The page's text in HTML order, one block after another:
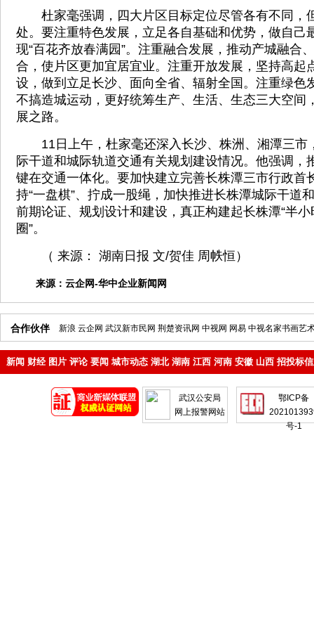
杜家毫强调，四大片区目标定位尽管各有不同，
处。要注重特色发展，立足各自基础和优势，做自己
现“百花齐放春满园”。注重融合发展，推动产城融合
合，使片区更加宜居宜业。注重开放发展，坚持高起
设，做到立足长沙、面向全省、辐射全国。注重绿色
不搞造城运动，更好统筹生产、生活、生态三大空间
展之路。
11日上午，杜家毫还深入长沙、株洲、湘潭三市
际干道和城际轨道交通有关规划建设情况。他强调，
键在交通一体化。要加快建立完善长株潭三市行政首
持“一盘棋”、拧成一股绳，加快推进长株潭城际干道
前期论证、规划设计和建设，真正构建起长株潭“半小
圈”。
（ 来源： 湖南日报 文/贺佳 周帙恒）
来源： 云企网-华中企业新闻网
合作伙伴 新浪 云企网 武汉新市民网 荆楚资讯网 中视网 网易 中视名家书画艺
新闻 财经 图片 评论 要闻 城市动态 湖北 湖南 江西 河南 安徽 山西 招投标
武汉公安局
网上报警网站
鄂ICP备
号-1